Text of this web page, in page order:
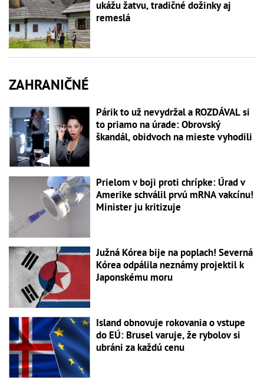
ukážu žatvu, tradičné dožinky aj
remeslá
ZAHRANIČNÉ
Párik to už nevydržal a ROZDÁVAL si
to priamo na úrade: Obrovský
škandál, obidvoch na mieste vyhodili
Prielom v boji proti chrípke: Úrad v
Amerike schválil prvú mRNA vakcínu!
Minister ju kritizuje
Južná Kórea bije na poplach! Severná
Kórea odpálila neznámy projektil k
Japonskému moru
Island obnovuje rokovania o vstupe
do EÚ: Brusel varuje, že rybolov si
ubráni za každú cenu